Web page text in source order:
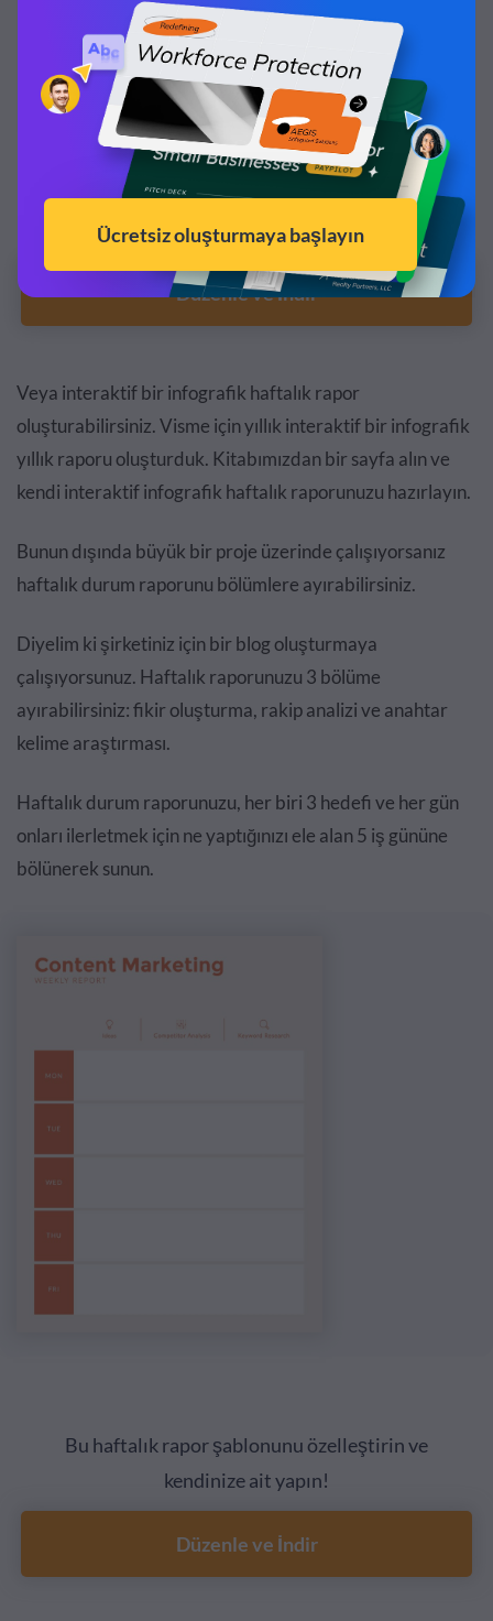
Bu şablonu özelleştirin ve kendinize ait yapın!
Düzenle ve İndir
Veya interaktif bir infografik haftalık rapor
oluşturabilirsiniz. Visme için yıllık interaktif bir infografik
yıllık raporu oluşturduk. Kitabımızdan bir sayfa alın ve
kendi interaktif infografik haftalık raporunuzu hazırlayın.
Bunun dışında büyük bir proje üzerinde çalışıyorsanız
haftalık durum raporunu bölümlere ayırabilirsiniz.
Diyelim ki şirketiniz için bir blog oluşturmaya
çalışıyorsunuz. Haftalık raporunuzu 3 bölüme
ayırabilirsiniz: fikir oluşturma, rakip analizi ve anahtar
kelime araştırması.
Haftalık durum raporunuzu, her biri 3 hedefi ve her gün
onları ilerletmek için ne yaptığınızı ele alan 5 iş gününe
bölünerek sunun.
Bu haftalık rapor şablonunu özelleştirin ve
kendinize ait yapın!
Düzenle ve İndir